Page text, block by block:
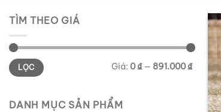
TÌM THEO GIÁ
Giá
tối
thiểu
Giá
tối
đa
LỌC Giá: 0 ₫— 891.000 ₫
DANH MỤC SẢN PHẨM